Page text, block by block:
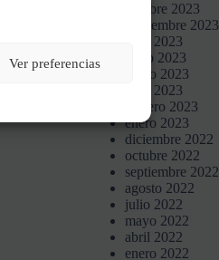
Ver preferencias
octubre 2023
septiembre 2023
julio 2023
junio 2023
mayo 2023
abril 2023
febrero 2023
enero 2023
diciembre 2022
octubre 2022
septiembre 2022
agosto 2022
julio 2022
mayo 2022
abril 2022
enero 2022